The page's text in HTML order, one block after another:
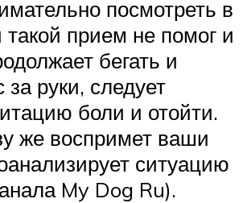
посмотреть в
такой прием не помог и
бегать и
за руки, следует
боли и отойти.
же воспримет ваши
ситуацию
My Dog Ru).